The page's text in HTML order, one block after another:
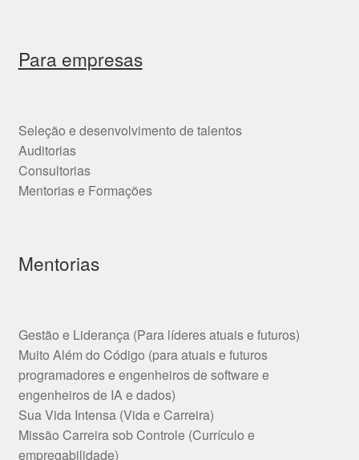
Para empresas
Seleção e desenvolvimento de talentos
Auditorias
Consultorias
Mentorias e Formações
Mentorias
Gestão e Liderança (Para líderes atuais e futuros)
Muito Além do Código (para atuais e futuros
programadores e engenheiros de software e
engenheiros de IA e dados)
Sua Vida Intensa (Vida e Carreira)
Missão Carreira sob Controle (Currículo e
empregabilidade)